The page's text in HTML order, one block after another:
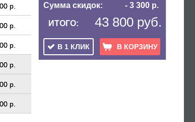
Сумма скидок:
- 3 300 р.
ИТОГО: 43 800 руб.
В 1 КЛИК В КОРЗИНУ
р.
р.
р.
р.
р.
р.